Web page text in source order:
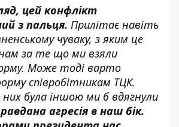
цей конфлікт
з пальця. Прилітає навіть
чуваку, з яким це
за те що ми взяли
Може тоді варто
співробітникам ТЦК.
була іншою ми б вдягнули
агресія в наш бік.